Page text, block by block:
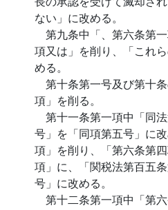
ない」に改める。
第九条中「、第六条第
項又は」を削り、「これ
める。
第十条第一号及び第十
項」を削る。
第十一条第一項中「同
号」を「同項第五号」に
項」を削り、「第六条第
項」に、「関税法第百五
号」に改める。
第十二条第一項中「第